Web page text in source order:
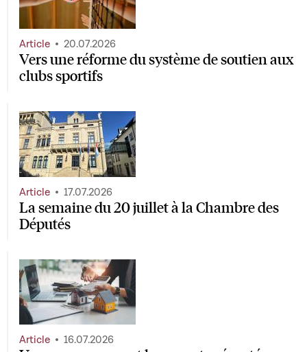
Vers une réforme du système de soutien aux
clubs sportifs
Article 20.07.2026
La semaine du 20 juillet à la Chambre des
Députés
Article 17.07.2026
Article 16.07.2026